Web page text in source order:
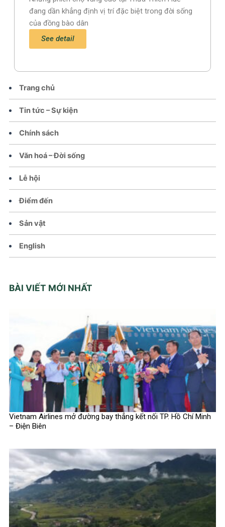
Trang chủ
Tin tức – Sự kiện
Chính sách
Văn hoá – Đời sống
Lễ hội
Điểm đến
Sản vật
English
BÀI VIẾT MỚI NHẤT
Vietnam Airlines mở đường bay thẳng kết nối TP. Hồ Chí Minh
– Điện Biên
đang dần khẳng định vị trí đặc biệt trong đời sống
của đồng bào dân
See detail